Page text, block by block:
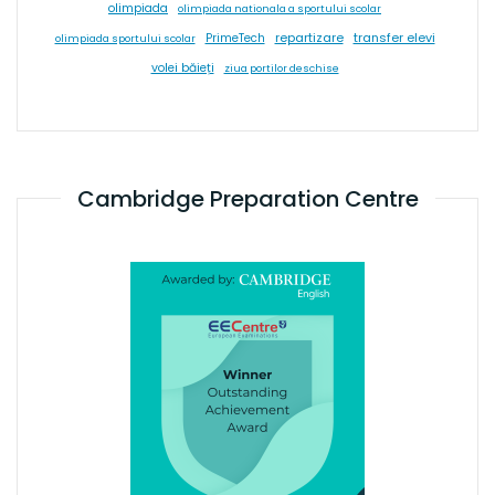
olimpiada
olimpiada nationala a sportului scolar
olimpiada sportului scolar PrimeTech repartizare transfer elevi
volei băieți ziua portilor deschise
Cambridge Preparation Centre